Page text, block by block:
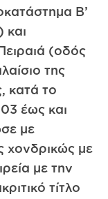
Β’
και
(οδός
της
κατά το
έως και
με
χονδρικώς με
με την
τίτλο